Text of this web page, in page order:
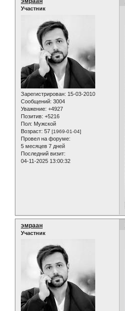
Участник
Зарегистрирован: 15-03-2010
Сообщений: 3004
Уважение: +4927
Позитив: +5216
Пол: Мужской
Возраст: 57 [1969-01-04]
Провел на форуме:
5 месяцев 7 дней
Последний визит:
04-11-2025 13:00:32
эмраан
Участник